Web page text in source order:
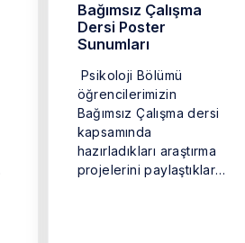
Bağımsız Çalışma
Dersi Poster
Sunumları
Psikoloji Bölümü
öğrencilerimizin
Bağımsız Çalışma dersi
kapsamında
hazırladıkları araştırma
projelerini paylaştıkları